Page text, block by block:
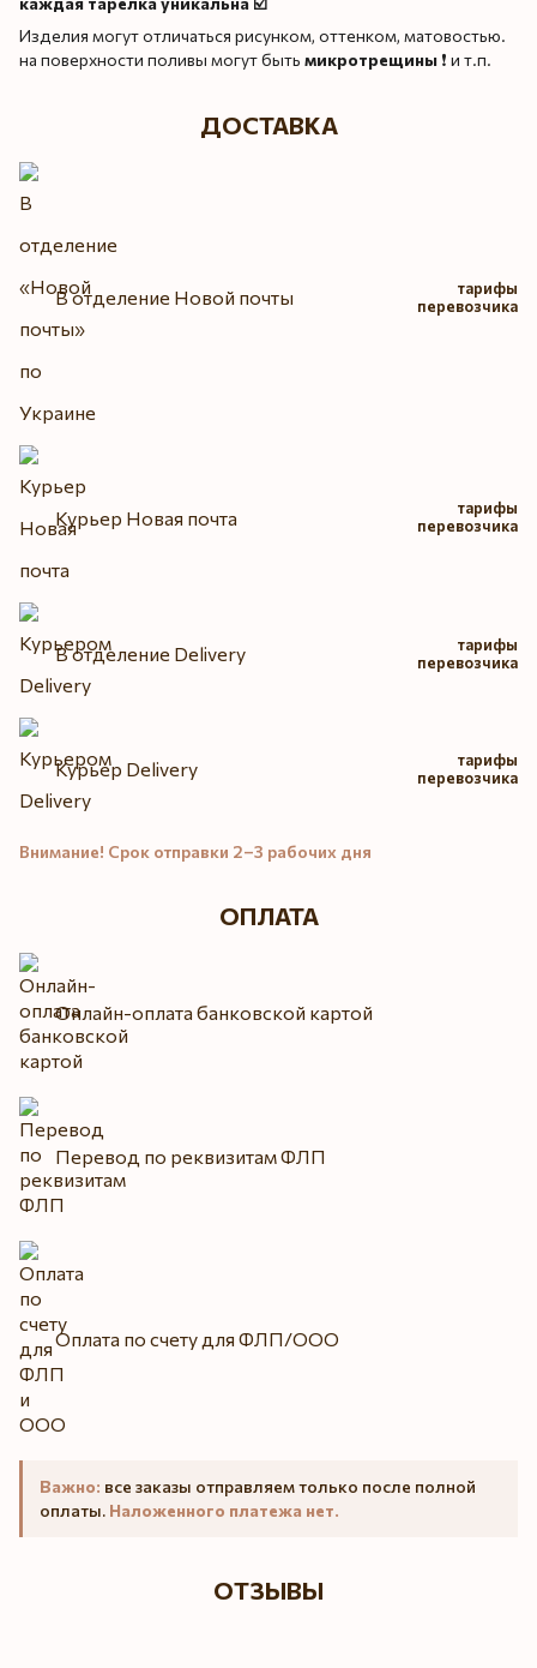
Изделия могут отличаться рисунком, оттенком, матовостью.
на поверхности поливы могут быть микротрещины ❗️ и т.п.
ДОСТАВКА
В отделение Новой почты
тарифы
перевозчика
Курьер Новая почта
тарифы
перевозчика
В отделение Delivery
тарифы
перевозчика
Курьер Delivery
тарифы
перевозчика
Внимание! Срок отправки 2–3 рабочих дня
ОПЛАТА
Онлайн-оплата банковской картой
Перевод по реквизитам ФЛП
Оплата по счету для ФЛП/ООО
Важно: все заказы отправляем только после полной
оплаты. Наложенного платежа нет.
ОТЗЫВЫ